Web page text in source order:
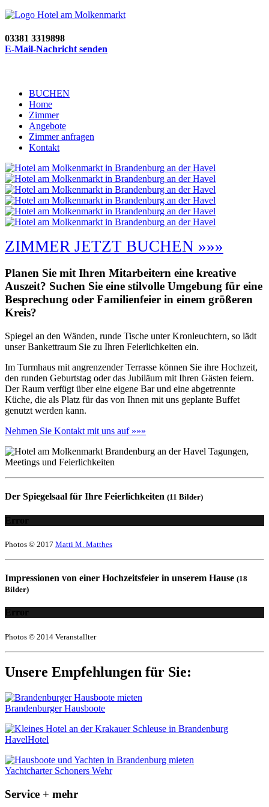
03381 3319898
E-Mail-Nachricht senden
BUCHEN
Home
Zimmer
Angebote
Zimmer anfragen
Kontakt
ZIMMER JETZT BUCHEN »»»
Planen Sie mit Ihren Mitarbeitern eine kreative
Auszeit? Suchen Sie eine stilvolle Umgebung für eine
Besprechung oder Familienfeier in einem größeren
Kreis?
Spiegel an den Wänden, runde Tische unter Kronleuchtern, so lädt
unser Bankettraum Sie zu Ihren Feierlichkeiten ein.
Im Turmhaus mit angrenzender Terrasse können Sie ihre Hochzeit,
den runden Geburtstag oder das Jubiläum mit Ihren Gästen feiern.
Der Raum verfügt über eine eigene Bar und eine abgetrennte
Küche, die als Platz für das von Ihnen mit uns geplante Buffet
genutzt werden kann.
Nehmen Sie Kontakt mit uns auf »»»
Der Spiegelsaal für Ihre Feierlichkeiten (11 Bilder)
Error
Photos © 2017 Matti M. Matthes
Impressionen von einer Hochzeitsfeier in unserem Hause (18
Bilder)
Error
Photos © 2014 Veranstallter
Unsere Empfehlungen für Sie:
Brandenburger Hausboote
HavelHotel
Yachtcharter Schoners Wehr
Service + mehr